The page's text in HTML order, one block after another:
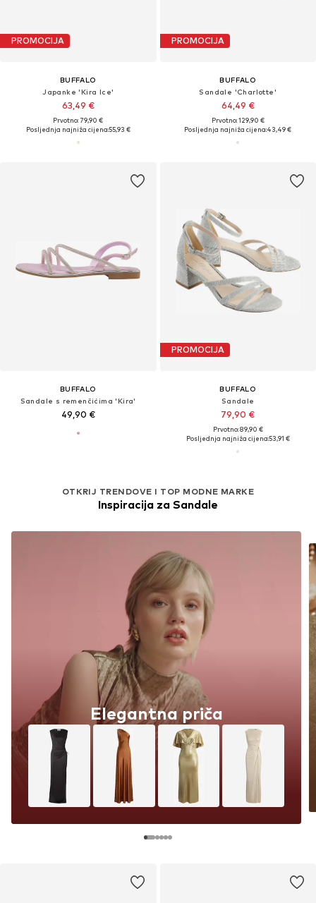
PROMOCIJA
BUFFALO
Japanke 'Kira Ice'
63,49 €
Prvotno: 79,90 €
Posljednja najniža cijena:55,93 €
PROMOCIJA
BUFFALO
Sandale 'Charlotte'
64,49 €
Prvotno: 129,90 €
Posljednja najniža cijena:43,49 €
BUFFALO
Sandale s remenčićima 'Kira'
49,90 €
OTKRIJ TRENDOVE I TOP MODNE MARKE
Inspiracija za Sandale
Elegantna priča
PROMOCIJA
BUFFALO
Sandale
79,90 €
Prvotno: 89,90 €
Posljednja najniža cijena:53,91 €